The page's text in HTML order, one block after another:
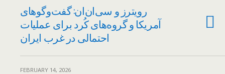
رویترز و سی‌ان‌ان: گفت‌وگوهای
آمریکا و گروه‌های کُرد برای عملیات
احتمالی در غرب ایران
FEBRUARY 14, 2026